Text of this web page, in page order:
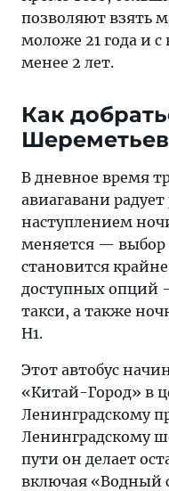
позволяют взять
моложе 21 года и
менее 2 лет.
Как
В дневное время
авиагавани
наступлением
меняется — выбор
становится
доступных опций
такси, а также
Н1.
Этот автобус
«Китай-Город» в
Ленинградскому
Ленинградскому
пути он делает
включая «Водный